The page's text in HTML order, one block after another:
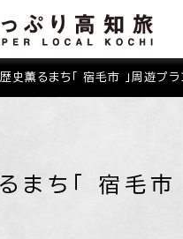
歴史薫るまち「 宿毛市 」周遊プラ
まち「 宿毛市